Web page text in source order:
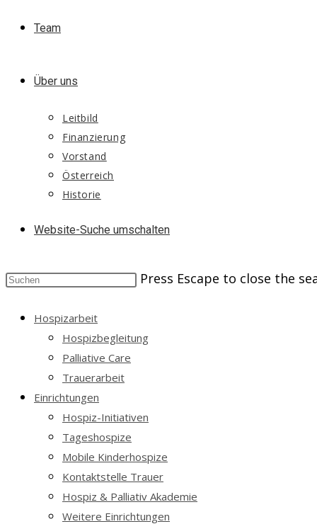
Team
Über uns
Leitbild
Finanzierung
Vorstand
Österreich
Historie
Website-Suche umschalten
Press Escape to close the
Hospizarbeit
Hospizbegleitung
Palliative Care
Trauerarbeit
Einrichtungen
Hospiz-Initiativen
Tageshospize
Mobile Kinderhospize
Kontaktstelle Trauer
Hospiz & Palliativ Akademie
Weitere Einrichtungen